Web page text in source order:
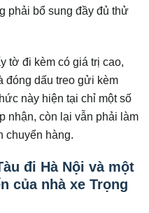
phải bổ sung đầy đủ thử
tờ đi kèm có giá trị cao,
đóng dấu treo gửi kèm
này hiện tại chỉ một số
nhận, còn lại vẫn phải làm
chuyển hàng.
đi Hà Nội và một
của nhà xe Trọng